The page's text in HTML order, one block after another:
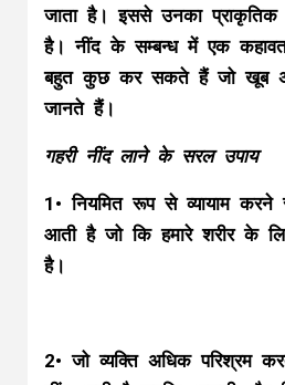
जाता है। इससे उनका प्राकृतिक
है। नींद के सम्बन्ध में एक कहावत
बहुत कुछ कर सकते हैं जो खूब
जानते हैं।
गहरी नींद लाने के सरल उपाय
1• नियमित रूप से व्यायाम करने
आती है जो कि हमारे शरीर के
है।
2• जो व्यक्ति अधिक परिश्रम